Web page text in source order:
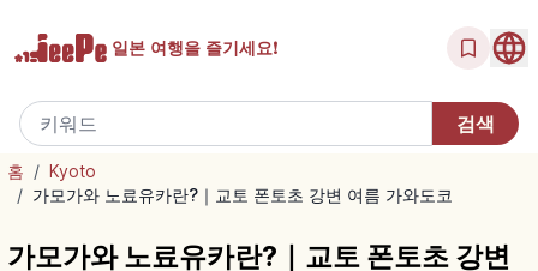
일본 여행을 즐기세요!
홈 / Kyoto
/ 가모가와 노료유카란?｜교토 폰토초 강변 여름 가와도코
가모가와 노료유카란?｜교토 폰토초 강변